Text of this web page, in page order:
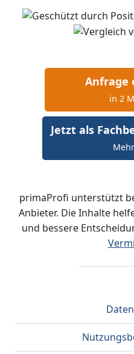
Anfrage
in 2
Jetzt als
primaProfi unterstützt
Anbieter. Die Inhalte
und bessere